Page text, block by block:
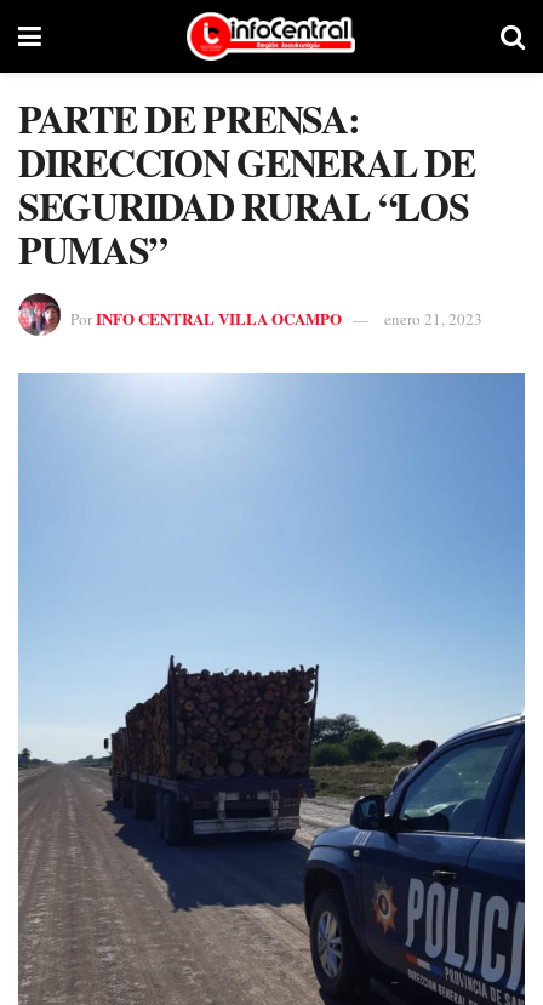
PARTE DE PRENSA:
DIRECCION GENERAL DE
SEGURIDAD RURAL “LOS
PUMAS”
PorINFO CENTRAL VILLA OCAMPO enero 21, 2023